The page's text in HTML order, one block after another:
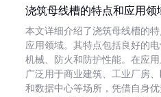
浇筑母线槽的特点和应用领
本文详细介绍了浇筑母线槽的特
应用领域。其特点包括良好的电
机械、防火和防护性能。在应用
广泛用于商业建筑、工业厂房
和数据中心等场所，凭借自身